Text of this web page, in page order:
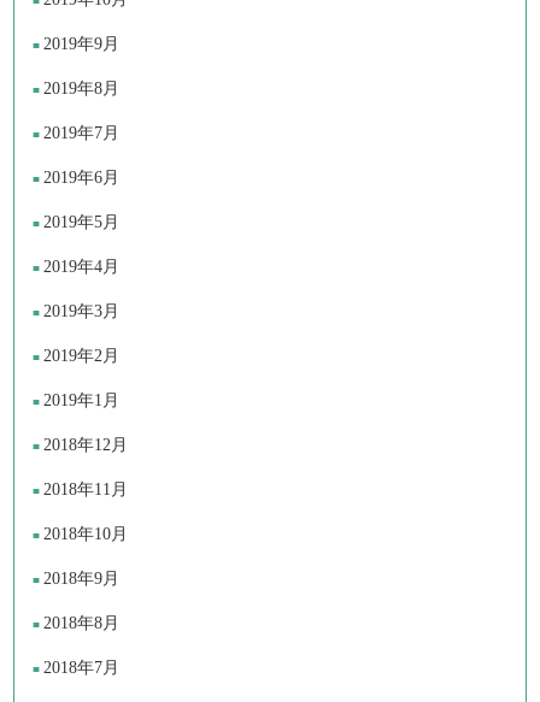
2019年9月
2019年8月
2019年7月
2019年6月
2019年5月
2019年4月
2019年3月
2019年2月
2019年1月
2018年12月
2018年11月
2018年10月
2018年9月
2018年8月
2018年7月